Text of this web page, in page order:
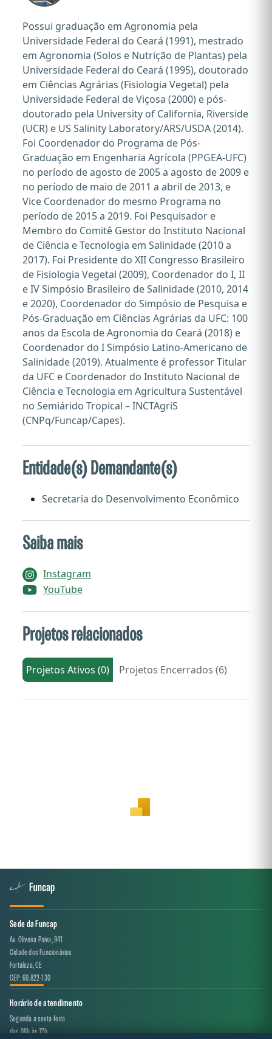
Possui graduação em Agronomia pela
Universidade Federal do Ceará (1991), mestrado
em Agronomia (Solos e Nutrição de Plantas) pela
Universidade Federal do Ceará (1995), doutorado
em Ciências Agrárias (Fisiologia Vegetal) pela
Universidade Federal de Viçosa (2000) e pós-
doutorado pela University of California, Riverside
(UCR) e US Salinity Laboratory/ARS/USDA (2014).
Foi Coordenador do Programa de Pós-
Graduação em Engenharia Agrícola (PPGEA-UFC)
no período de agosto de 2005 a agosto de 2009 e
no período de maio de 2011 a abril de 2013, e
Vice Coordenador do mesmo Programa no
período de 2015 a 2019. Foi Pesquisador e
Membro do Comitê Gestor do Instituto Nacional
de Ciência e Tecnologia em Salinidade (2010 a
2017). Foi Presidente do XII Congresso Brasileiro
de Fisiologia Vegetal (2009), Coordenador do I, II
e IV Simpósio Brasileiro de Salinidade (2010, 2014
e 2020), Coordenador do Simpósio de Pesquisa e
Pós-Graduação em Ciências Agrárias da UFC: 100
anos da Escola de Agronomia do Ceará (2018) e
Coordenador do I Simpósio Latino-Americano de
Salinidade (2019). Atualmente é professor Titular
da UFC e Coordenador do Instituto Nacional de
Ciência e Tecnologia em Agricultura Sustentável
no Semiárido Tropical – INCTAgriS
(CNPq/Funcap/Capes).
Entidade(s) Demandante(s)
Secretaria do Desenvolvimento Econômico
Saiba mais
Instagram
YouTube
Projetos relacionados
Projetos Ativos (0) Projetos Encerrados (6)
Sede da Funcap
Av. Oliveira Paiva, 941
Cidade dos Funcionários
Fortaleza, CE
CEP: 60.822-130
Horário de atendimento
Segunda a sexta-feira
das 08h às 17h